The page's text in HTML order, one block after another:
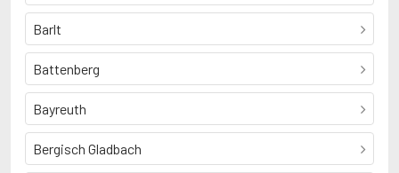
Barlt
Battenberg
Bayreuth
Bergisch Gladbach